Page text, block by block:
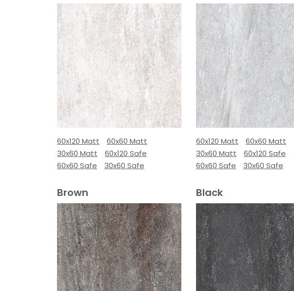
60x120 Matt
60x60 Matt
30x60 Matt
60x120 Safe
60x60 Safe
30x60 Safe
60x120 Matt
60x60 Matt
30x60 Matt
60x120 Safe
60x60 Safe
30x60 Safe
Brown Black